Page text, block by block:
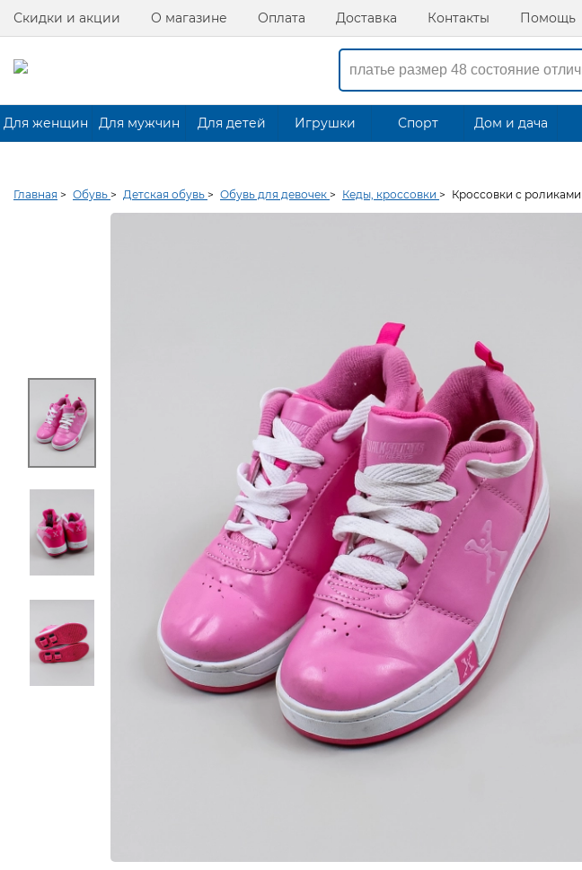
Скидки и акции О магазине Оплата Доставка Контакты Помощь
Для женщин Для мужчин Для детей Игрушки Спорт Дом и дача
Главная > Обувь > Детская обувь > Обувь для девочек > Кеды, кроссовки > Кроссовки с роликами